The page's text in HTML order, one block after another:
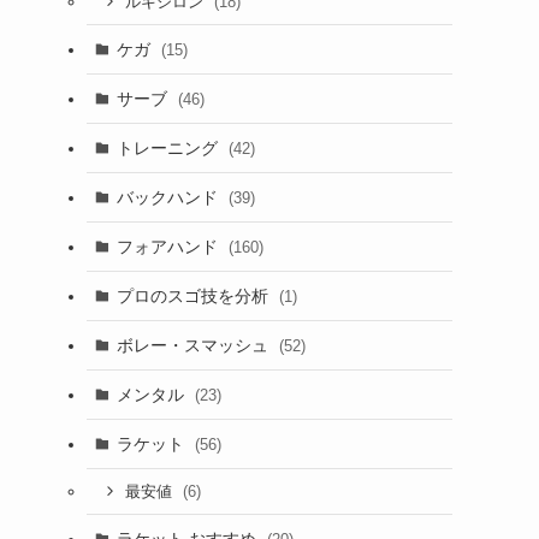
ケガ (15)
サーブ (46)
トレーニング (42)
バックハンド (39)
フォアハンド (160)
プロのスゴ技を分析 (1)
ボレー・スマッシュ (52)
メンタル (23)
ラケット (56)
最安値 (6)